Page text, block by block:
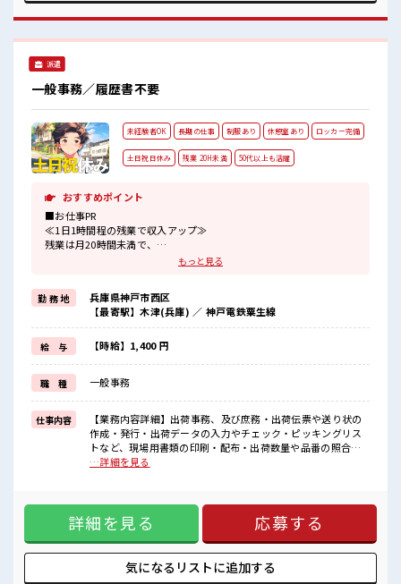
派遣
一般事務／履歴書不要
未経験者OK 長期の仕事 制服あり 休憩室あり ロッカー完備
土日祝日休み 残業 20H未満 50代以上も活躍
おすすめポイント
■お仕事PR
≪1日1時間程の残業で収入アップ≫
残業は月20時間未満で、
週末は家族や友人と一緒にプライベート満喫！
≪動きやすい制服アリ≫
制服があるので、
毎日の服装の悩み解消♪
≪未経験でも活躍できる≫
新しいことにチャレンジするのは不安だけど、
しっかり働く環境が整っています！
イチからスキルUP・ステップUP目指していきましょう！
≪収入アップを目指せる≫
高時給だらけの派遣のお仕事です！
■職場の雰囲気
一息つける休憩スペースもあります！
程よく残業あり！
土日祝休みなので、
ON/OFFの切替もしやすい！
もっと見る
勤 務 地
兵庫県神戸市西区
【最寄駅】木津(兵庫) ／ 神戸電鉄粟生線
給 与 【時給】1,400 円
職 種 一般事務
仕事内容
【業務内容詳細】出荷事務、及び庶務・出荷伝票や送り状の
作成・発行・出荷データの入力やチェック・ピッキングリス
トなど、現場用書類の印刷・配布・出荷数量や品番の照合、
検品サポート・在庫数の確認や簡単な在庫管理・運送会社と
■お仕事PR ≪1日1時間程の残業で収入アップ≫ 残業は月20時
間未満で、 ほどよく稼げます♪ ≪週休2日制≫ 週末は家族や
友人と一緒にプライベート満喫！ ≪動きやすい制服アリ≫ 制
服があるので、 毎日の服装の悩み解消♪ ≪未経験でも活躍で
きる≫ 新しいことにチャレンジするのは不安だけど、 しっか
り働く環境が整っています！ イチからスキルUP・ステップ
…詳細を見る
詳細を見る 応募する
気になるリストに追加する